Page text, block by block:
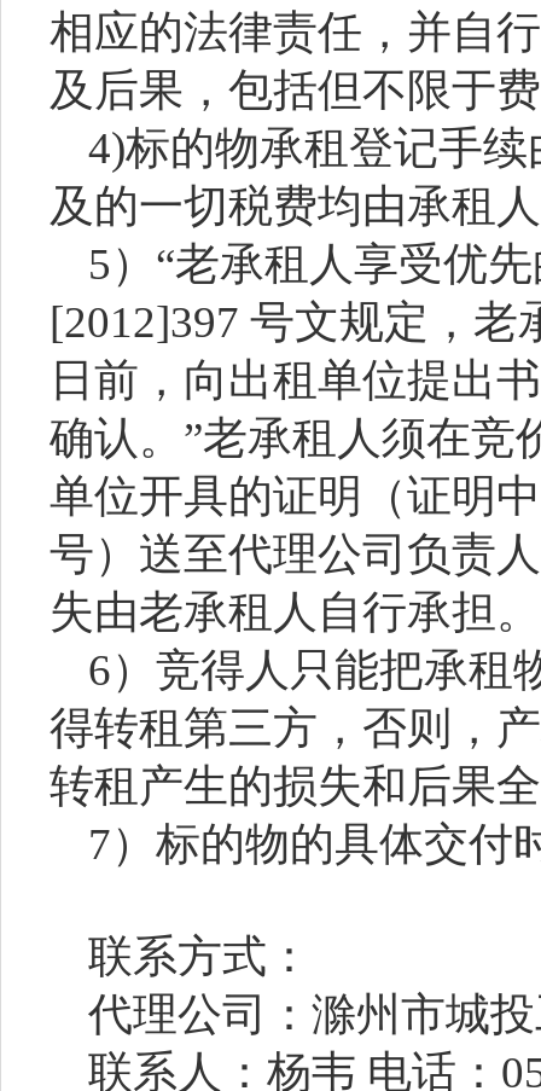
相应的法律责任，并自
及后果，包括但不限于
4)标的物承租登记手
及的一切税费均由承租
5） “老承租人享受优
[2012]397 号文规定，
日前，向出租单位提出
确认。”老承租人须在竞
单位开具的证明（证明
号）送至代理公司负责
失由老承租人自行承担。
6）竞得人只能把承租
得转租第三方，否则，
转租产生的损失和后果
7）标的物的具体交付
联系方式：
代理公司：滁州市城
联系人： 杨韦 电话：